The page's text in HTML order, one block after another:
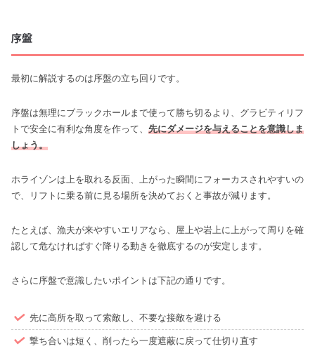
序盤
最初に解説するのは序盤の立ち回りです。
序盤は無理にブラックホールまで使って勝ち切るより、グラビティリフ
トで安全に有利な角度を作って、 先にダメージを与えることを意識しま
しょう。
ホライゾンは上を取れる反面、上がった瞬間にフォーカスされやすいの
で、リフトに乗る前に見る場所を決めておくと事故が減ります。
たとえば、漁夫が来やすいエリアなら、屋上や岩上に上がって周りを確
認して危なければすぐ降りる動きを徹底するのが安定します。
さらに序盤で意識したいポイントは下記の通りです。
先に高所を取って索敵し、不要な接敵を避ける
撃ち合いは短く、削ったら一度遮蔽に戻って仕切り直す